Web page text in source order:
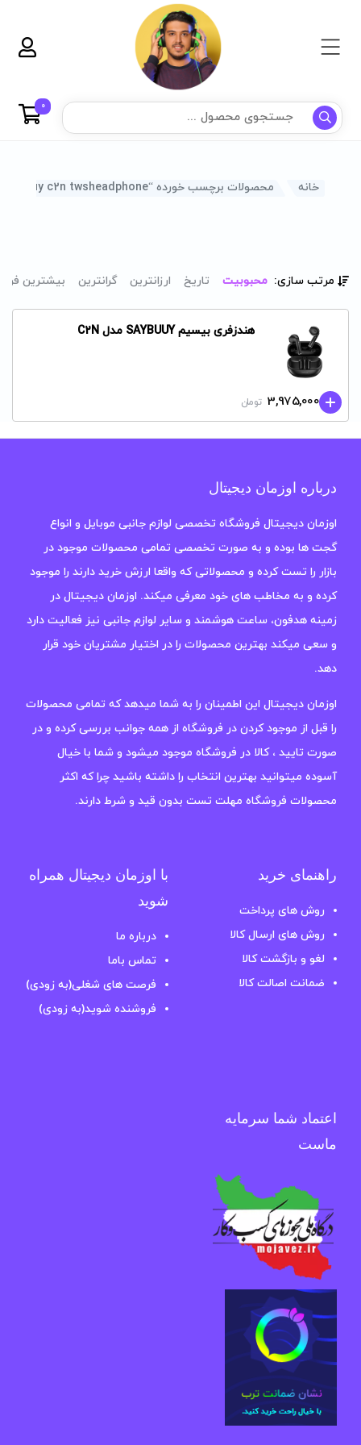
0
خانه محصولات برچسب خورده “saybuuy c2n twsheadphone”
مرتب سازی: محبوبیت تاریخ ارزانترین گرانترین بیشترین
هندزفری بیسیم SAYBUUY مدل C2N
3,975,000 تومان
درباره اوزمان دیجیتال
اوزمان دیجیتال فروشگاه تخصصی لوازم جانبی موبایل و انواع
گجت ها بوده و به صورت تخصصی تمامی محصولات موجود در
بازار را تست کرده و محصولاتی که واقعا ارزش خرید دارند را موجود
کرده و به مخاطب های خود معرفی میکند. اوزمان دیجیتال در
زمینه هدفون، ساعت هوشمند و سایر لوازم جانبی نیز فعالیت دارد
و سعی میکند بهترین محصولات را در اختیار مشتریان خود قرار
دهد.
اوزمان دیجیتال این اطمینان را به شما میدهد که تمامی محصولات
را قبل از موجود کردن در فروشگاه از همه جوانب بررسی کرده و در
صورت تایید ، کالا در فروشگاه موجود میشود و شما با خیال
آسوده میتوانید بهترین انتخاب را داشته باشید چرا که اکثر
محصولات فروشگاه مهلت تست بدون قید و شرط دارند.
راهنمای خرید
روش های پرداخت
روش های ارسال کالا
لغو و بازگشت کالا
ضمانت اصالت کالا
با اوزمان دیجیتال همراه
شوید
درباره ما
تماس باما
فرصت های شغلی(به زودی)
فروشنده شوید(به زودی)
اعتماد شما سرمایه
ماست